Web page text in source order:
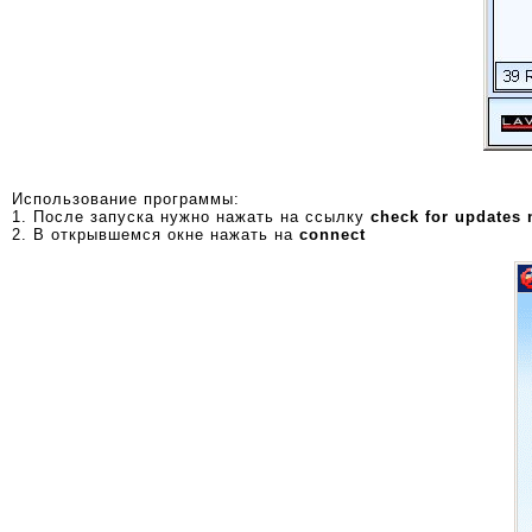
Использование программы:
1. После запуска нужно нажать на ссылку check for updates
2. В открывшемся окне нажать на connect